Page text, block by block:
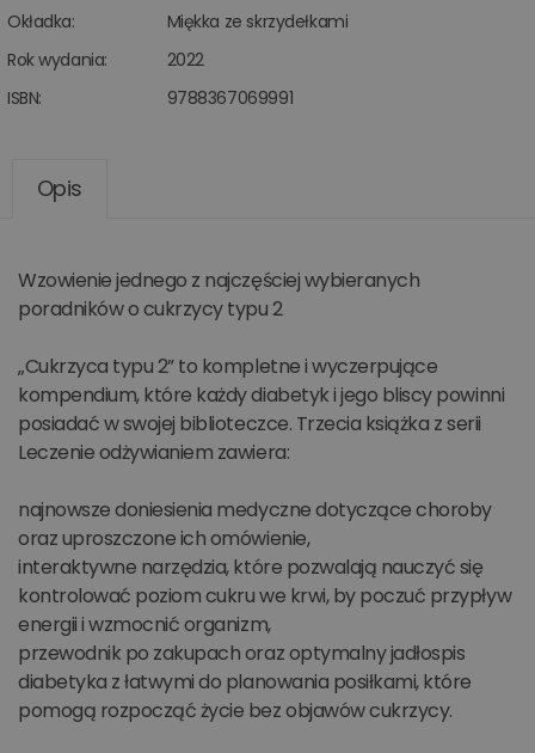
Okładka:
Miękka ze skrzydełkami
Rok wydania:
2022
ISBN:
9788367069991
Opis
Wzowienie jednego z najczęściej wybieranych
poradników o cukrzycy typu 2
„Cukrzyca typu 2” to kompletne i wyczerpujące
kompendium, które każdy diabetyk i jego bliscy powinni
posiadać w swojej biblioteczce. Trzecia książka z serii
Leczenie odżywianiem zawiera:
najnowsze doniesienia medyczne dotyczące choroby
oraz uproszczone ich omówienie,
interaktywne narzędzia, które pozwalają nauczyć się
kontrolować poziom cukru we krwi, by poczuć przypływ
energii i wzmocnić organizm,
przewodnik po zakupach oraz optymalny jadłospis
diabetyka z łatwymi do planowania posiłkami, które
pomogą rozpocząć życie bez objawów cukrzycy.